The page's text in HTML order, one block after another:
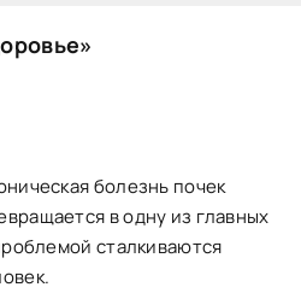
болезнь почек
в одну из главных
сталкиваются